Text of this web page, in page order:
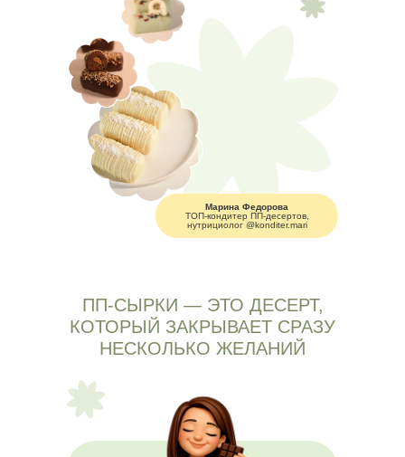
Марина Федорова
ТОП-кондитер ПП-десертов,
нутрициолог @konditer.mari
ПП-СЫРКИ — ЭТО ДЕСЕРТ,
КОТОРЫЙ ЗАКРЫВАЕТ СРАЗУ
НЕСКОЛЬКО ЖЕЛАНИЙ